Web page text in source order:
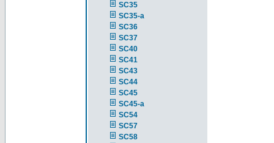
SC35
SC35-a
SC36
SC37
SC40
SC41
SC43
SC44
SC45
SC45-a
SC54
SC57
SC58